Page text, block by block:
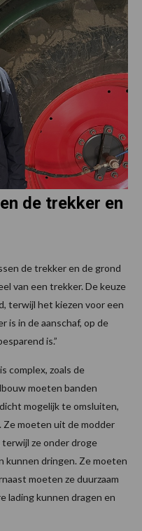
de trekker en
de trekker en de grond
van een trekker. De keuze
terwijl het kiezen voor een
is in de aanschaf, op de
is.”
complex, zoals de
moeten banden
mogelijk te omsluiten,
Ze moeten uit de modder
ze onder droge
kunnen dringen. Ze moeten
moeten ze duurzaam
lading kunnen dragen en